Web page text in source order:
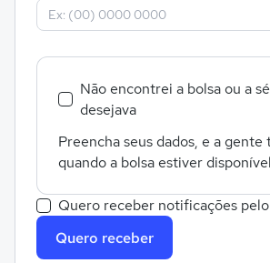
Não encontrei a bolsa ou a
desejava
Preencha seus dados, e a gente
quando a bolsa estiver disponível
Quero receber notificações
Quero receber